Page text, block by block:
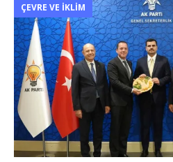
ÇEVRE VE İKLIM